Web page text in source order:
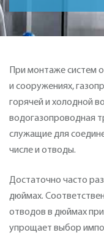
При монтаже систем
и сооружениях,
горячей и холодной
водогазопроводная
служащие для
числе и отводы.
Достаточно часто
дюймах.
отводов в дюймах
упрощает выбор